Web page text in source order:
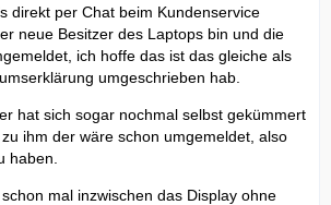
direkt per Chat beim Kundenservice
neue Besitzer des Laptops bin und die
ich hoffe das ist das gleiche als
umgeschrieben hab.
hat sich sogar nochmal selbst gekümmert
ihm der wäre schon umgemeldet, also
haben.
mal inzwischen das Display ohne